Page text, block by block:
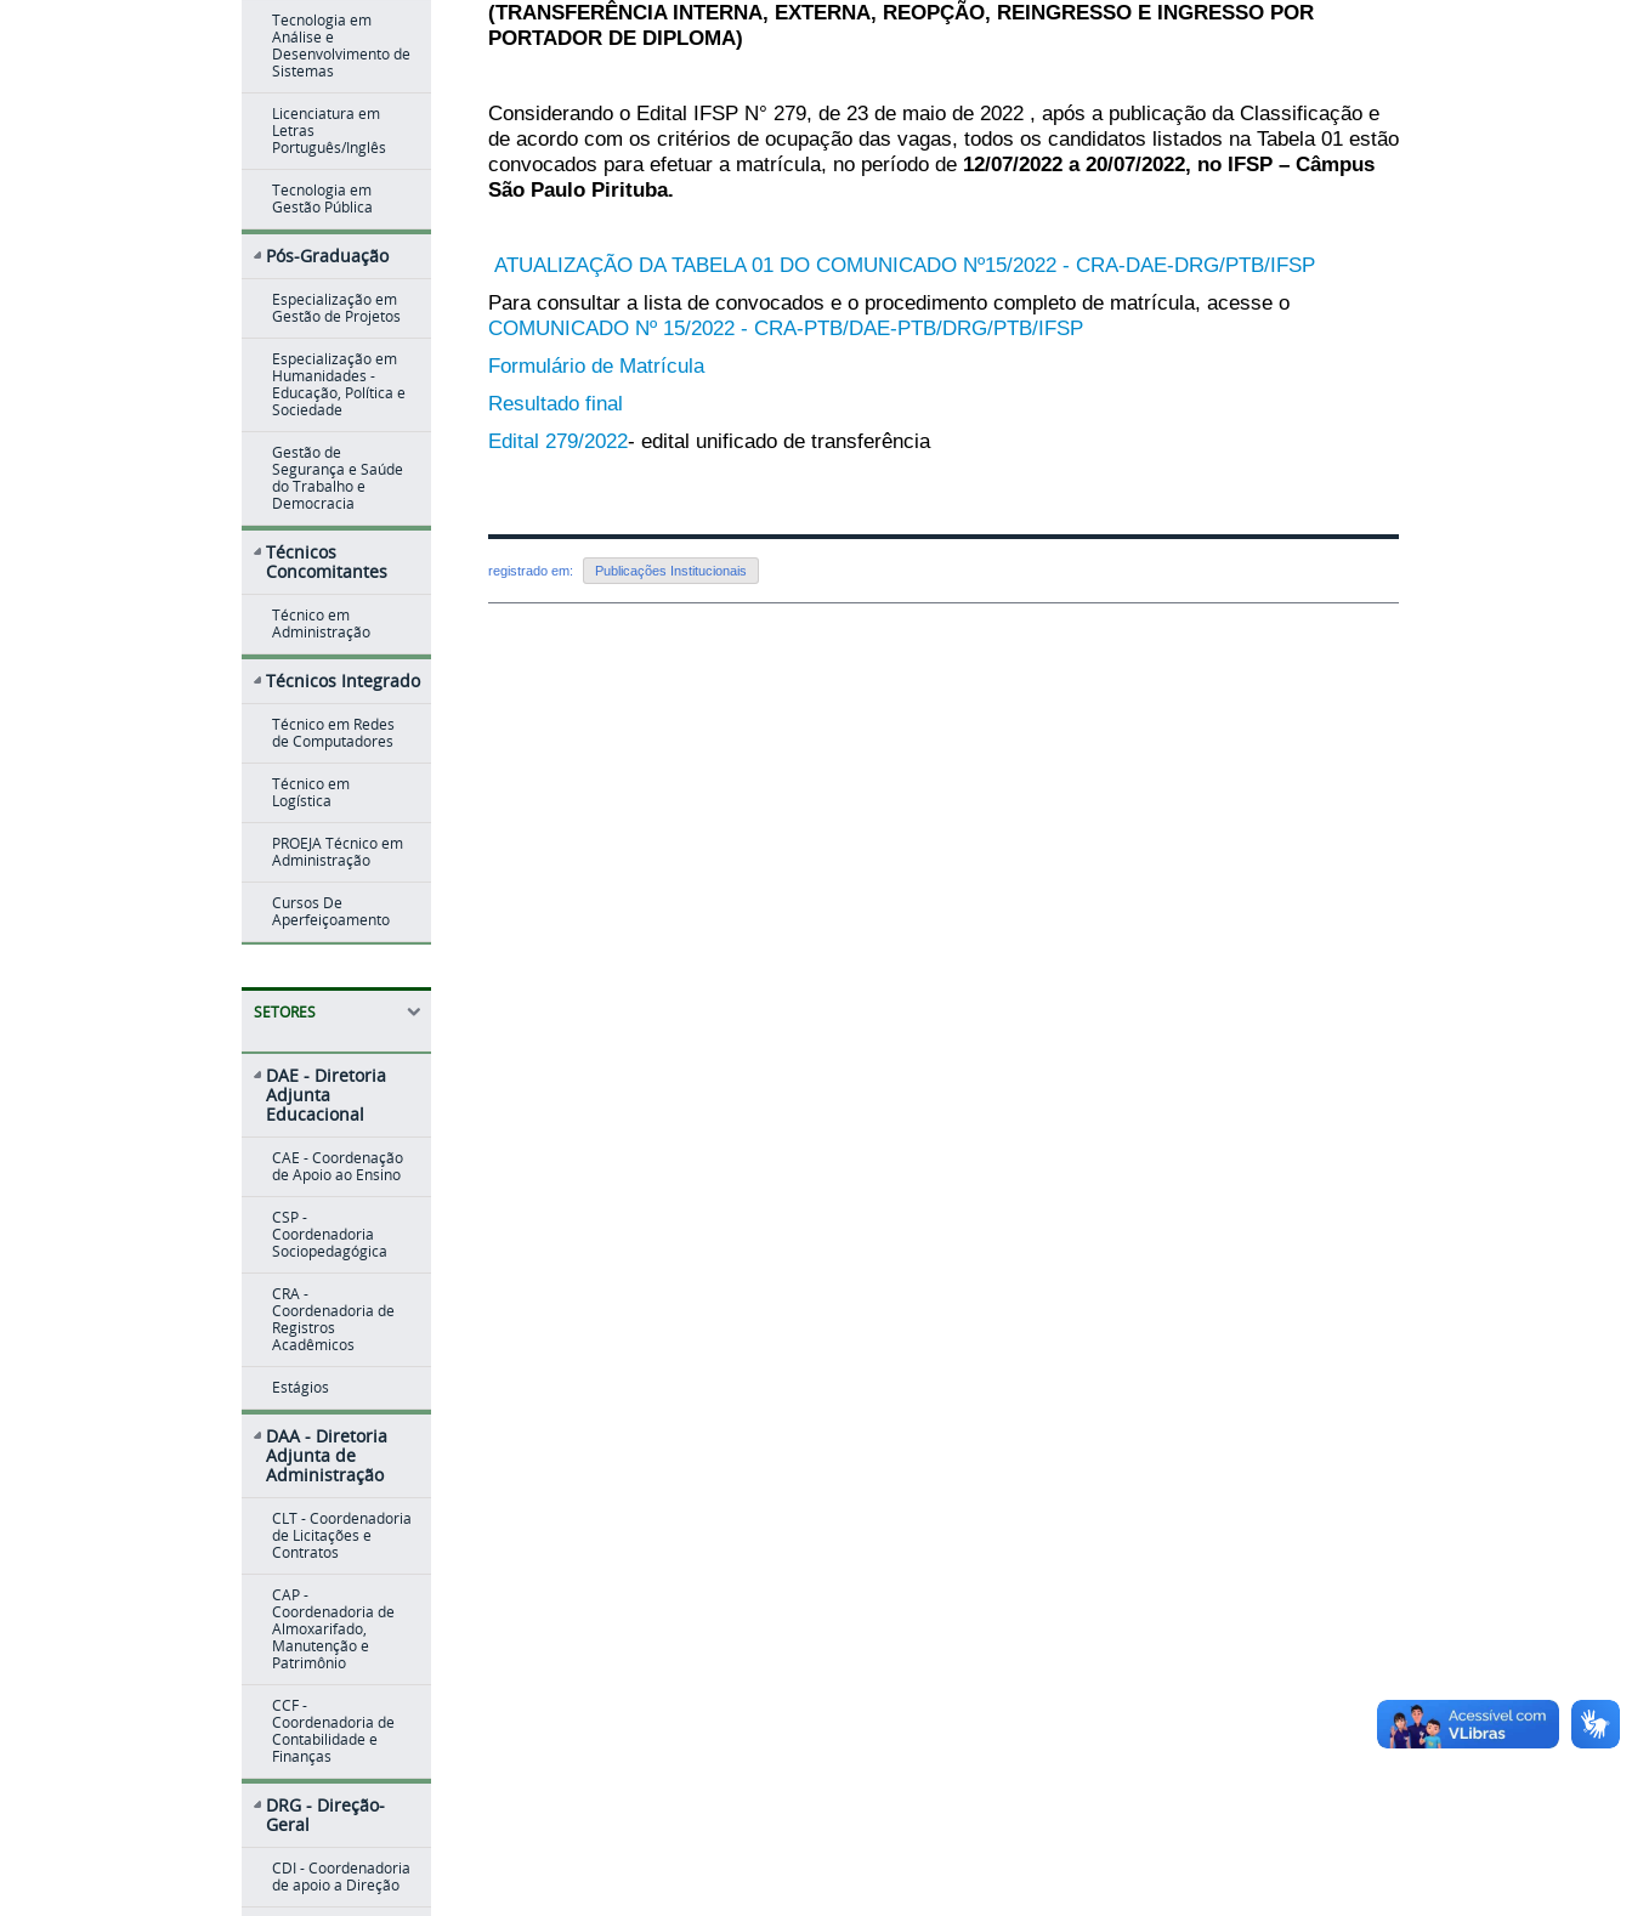
Tecnologia em
Análise e
Desenvolvimento de
Sistemas
Licenciatura em
Letras
Português/Inglês
Tecnologia em
Gestão Pública
Pós-Graduação
Especialização em
Gestão de Projetos
Especialização em
Humanidades -
Educação, Política e
Sociedade
Gestão de
Segurança e Saúde
do Trabalho e
Democracia
Técnicos
Concomitantes
Técnico em
Administração
Técnicos Integrado
Técnico em Redes
de Computadores
Técnico em
Logística
PROEJA Técnico em
Administração
Cursos De
Aperfeiçoamento
SETORES
DAE - Diretoria
Adjunta
Educacional
CAE - Coordenação
de Apoio ao Ensino
CSP -
Coordenadoria
Sociopedagógica
CRA -
Coordenadoria de
Registros
Acadêmicos
Estágios
DAA - Diretoria
Adjunta de
Administração
CLT - Coordenadoria
de Licitações e
Contratos
CAP -
Coordenadoria de
Almoxarifado,
Manutenção e
Patrimônio
CCF -
Coordenadoria de
Contabilidade e
Finanças
DRG - Direção-
Geral
CDI - Coordenadoria
de apoio a Direção
(TRANSFERÊNCIA INTERNA, EXTERNA, REOPÇÃO, REINGRESSO E INGRESSO POR
PORTADOR DE DIPLOMA)
Considerando o Edital IFSP N° 279, de 23 de maio de 2022 , após a publicação da Classificação e
de acordo com os critérios de ocupação das vagas, todos os candidatos listados na Tabela 01 estão
convocados para efetuar a matrícula, no período de 12/07/2022 a 20/07/2022, no IFSP – Câmpus
São Paulo Pirituba.
ATUALIZAÇÃO DA TABELA 01 DO COMUNICADO Nº15/2022 - CRA-DAE-DRG/PTB/IFSP
Para consultar a lista de convocados e o procedimento completo de matrícula, acesse o
COMUNICADO Nº 15/2022 - CRA-PTB/DAE-PTB/DRG/PTB/IFSP
Formulário de Matrícula
Resultado final
Edital 279/2022- edital unificado de transferência
registrado em: Publicações Institucionais